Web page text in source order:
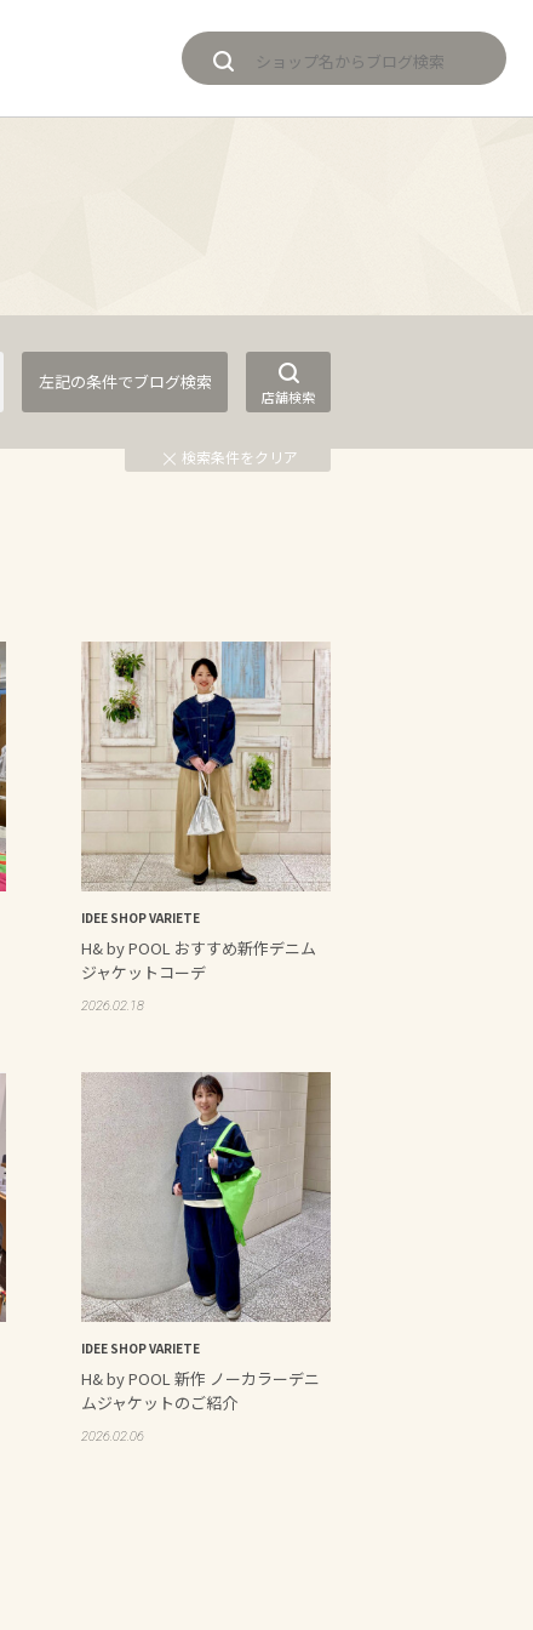
店舗検索
検索条件をクリア
IDEE SHOP VARIETE
H& by POOL おすすめ新作デニム
ジャケットコーデ
2026.02.18
IDEE SHOP VARIETE
H& by POOL 新作 ノーカラーデニ
ムジャケットのご紹介
2026.02.06